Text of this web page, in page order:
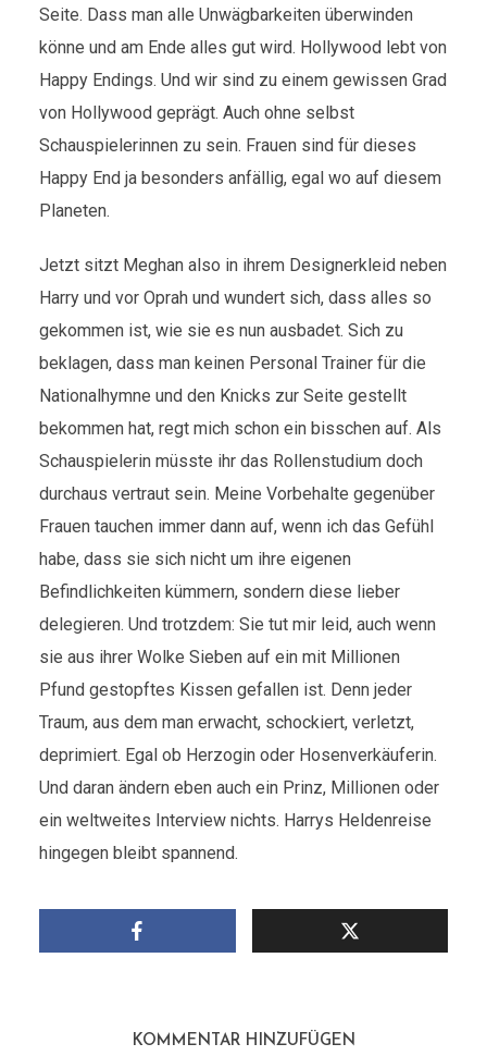
Seite. Dass man alle Unwägbarkeiten überwinden
könne und am Ende alles gut wird. Hollywood lebt von
Happy Endings. Und wir sind zu einem gewissen Grad
von Hollywood geprägt. Auch ohne selbst
Schauspielerinnen zu sein. Frauen sind für dieses
Happy End ja besonders anfällig, egal wo auf diesem
Planeten.
Jetzt sitzt Meghan also in ihrem Designerkleid neben
Harry und vor Oprah und wundert sich, dass alles so
gekommen ist, wie sie es nun ausbadet. Sich zu
beklagen, dass man keinen Personal Trainer für die
Nationalhymne und den Knicks zur Seite gestellt
bekommen hat, regt mich schon ein bisschen auf. Als
Schauspielerin müsste ihr das Rollenstudium doch
durchaus vertraut sein. Meine Vorbehalte gegenüber
Frauen tauchen immer dann auf, wenn ich das Gefühl
habe, dass sie sich nicht um ihre eigenen
Befindlichkeiten kümmern, sondern diese lieber
delegieren. Und trotzdem: Sie tut mir leid, auch wenn
sie aus ihrer Wolke Sieben auf ein mit Millionen
Pfund gestopftes Kissen gefallen ist. Denn jeder
Traum, aus dem man erwacht, schockiert, verletzt,
deprimiert. Egal ob Herzogin oder Hosenverkäuferin.
Und daran ändern eben auch ein Prinz, Millionen oder
ein weltweites Interview nichts. Harrys Heldenreise
hingegen bleibt spannend.
KOMMENTAR HINZUFÜGEN